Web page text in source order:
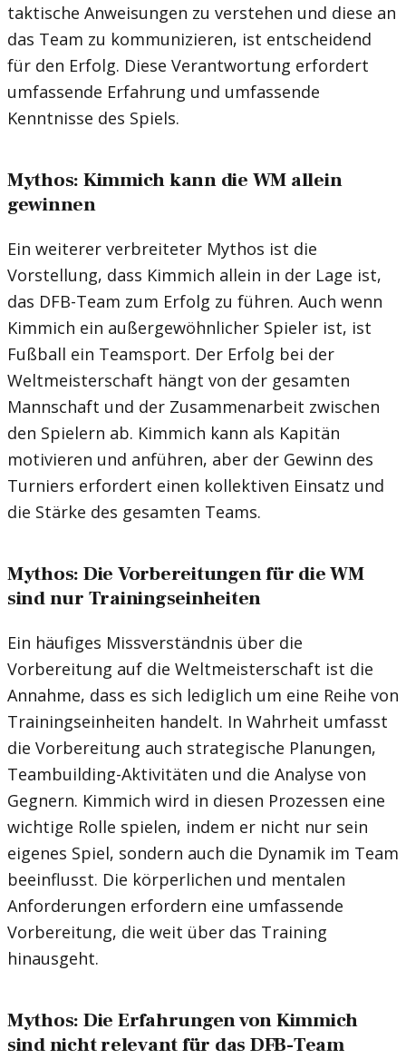
taktische Anweisungen zu verstehen und diese an
das Team zu kommunizieren, ist entscheidend
für den Erfolg. Diese Verantwortung erfordert
umfassende Erfahrung und umfassende
Kenntnisse des Spiels.
Mythos: Kimmich kann die WM allein
gewinnen
Ein weiterer verbreiteter Mythos ist die
Vorstellung, dass Kimmich allein in der Lage ist,
das DFB-Team zum Erfolg zu führen. Auch wenn
Kimmich ein außergewöhnlicher Spieler ist, ist
Fußball ein Teamsport. Der Erfolg bei der
Weltmeisterschaft hängt von der gesamten
Mannschaft und der Zusammenarbeit zwischen
den Spielern ab. Kimmich kann als Kapitän
motivieren und anführen, aber der Gewinn des
Turniers erfordert einen kollektiven Einsatz und
die Stärke des gesamten Teams.
Mythos: Die Vorbereitungen für die WM
sind nur Trainingseinheiten
Ein häufiges Missverständnis über die
Vorbereitung auf die Weltmeisterschaft ist die
Annahme, dass es sich lediglich um eine Reihe von
Trainingseinheiten handelt. In Wahrheit umfasst
die Vorbereitung auch strategische Planungen,
Teambuilding-Aktivitäten und die Analyse von
Gegnern. Kimmich wird in diesen Prozessen eine
wichtige Rolle spielen, indem er nicht nur sein
eigenes Spiel, sondern auch die Dynamik im Team
beeinflusst. Die körperlichen und mentalen
Anforderungen erfordern eine umfassende
Vorbereitung, die weit über das Training
hinausgeht.
Mythos: Die Erfahrungen von Kimmich
sind nicht relevant für das DFB-Team